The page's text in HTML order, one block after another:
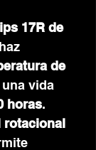
17R de
de
vida
horas.
rotacional